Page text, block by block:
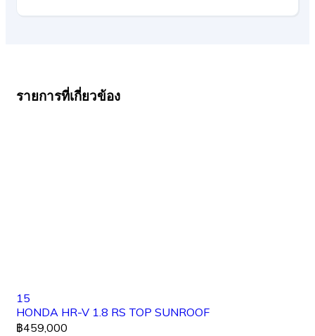
รายการที่เกี่ยวข้อง
15
HONDA HR-V 1.8 RS TOP SUNROOF
฿459,000